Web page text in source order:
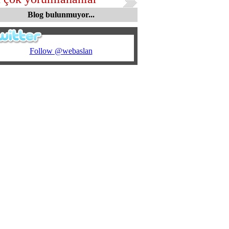
Blog bulunmuyor...
Follow @webaslan